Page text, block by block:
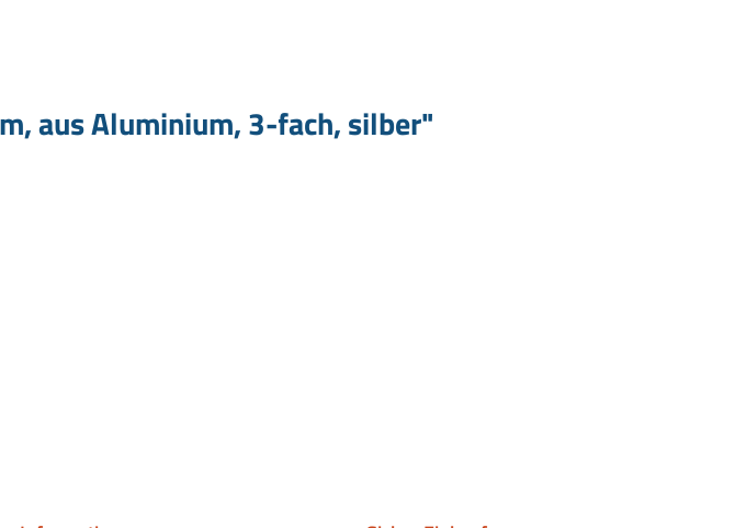
aus Aluminium, 3-fach, silber"